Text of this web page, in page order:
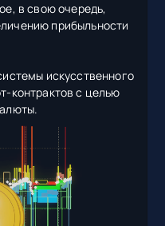
в свою очередь,
прибыльности
искусственного
контрактов с целью